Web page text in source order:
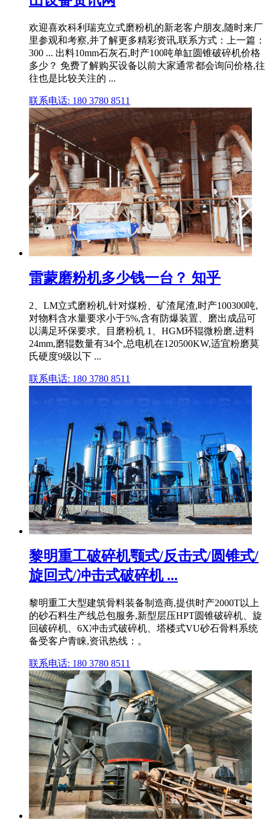
欢迎喜欢科利瑞克立式磨粉机的新老客户朋友,随时来厂
里参观和考察,并了解更多精彩资讯,联系方式：上一篇：
300 ... 出料10mm石灰石,时产100吨单缸圆锥破碎机价格
多少？ 免费了解购买设备以前大家通常都会询问价格,往
往也是比较关注的 ...
联系电话: 180 3780 8511
雷蒙磨粉机多少钱一台？ 知乎
2、LM立式磨粉机,针对煤粉、矿渣尾渣,时产100300吨,
对物料含水量要求小于5%,含有防爆装置、磨出成品可
以满足环保要求。目磨粉机 1、HGM环辊微粉磨,进料
24mm,磨辊数量有34个,总电机在120500KW,适宜粉磨莫
氏硬度9级以下 ...
联系电话: 180 3780 8511
黎明重工破碎机颚式/反击式/圆锥式/
旋回式/冲击式破碎机 ...
黎明重工大型建筑骨料装备制造商,提供时产2000T以上
的砂石料生产线总包服务,新型层压HPT圆锥破碎机、旋
回破碎机、6X冲击式破碎机、塔楼式VU砂石骨料系统
备受客户青睐,资讯热线：。
联系电话: 180 3780 8511